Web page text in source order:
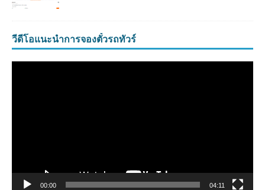
วีดีโอแนะนำการจองตั๋วรถทัวร์
00:00 04:11